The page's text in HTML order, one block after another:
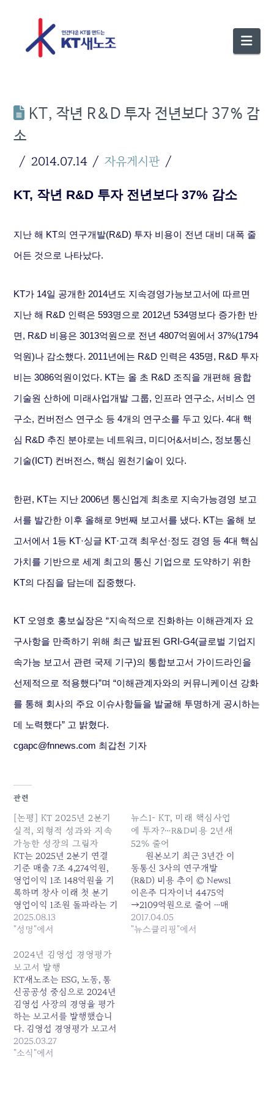
KT, 작년 R&D 투자 전년보다 37% 감
소
2014.07.14 자유게시판
KT, 작년 R&D 투자 전년보다 37% 감소
지난 해 KT의 연구개발(R&D) 투자 비용이 전년 대비 대폭 줄
어든 것으로 나타났다.
KT가 14일 공개한 2014년도 지속경영가능보고서에 따르면
지난 해 R&D 인력은 593명으로 2012년 534명보다 증가한 반
면, R&D 비용은 3013억원으로 전년 4807억원에서 37%(1794
억원)나 감소했다. 2011년에는 R&D 인력은 435명, R&D 투자
비는 3086억원이었다. KT는 올 초 R&D 조직을 개편해 융합
기술원 산하에 미래사업개발 그룹, 인프라 연구소, 서비스 연
구소, 컨버전스 연구소 등 4개의 연구소를 두고 있다. 4대 핵
심 R&D 추진 분야로는 네트워크, 미디어&서비스, 정보통신
기술(ICT) 컨버전스, 핵심 원천기술이 있다.
한편, KT는 지난 2006년 통신업계 최초로 지속가능경영 보고
서를 발간한 이후 올해로 9번째 보고서를 냈다. KT는 올해 보
고서에서 1등 KT·싱글 KT·고객 최우선·정도 경영 등 4대 핵심
가치를 기반으로 세계 최고의 통신 기업으로 도약하기 위한
KT의 다짐을 담는데 집중했다.
KT 오영호 홍보실장은 “지속적으로 진화하는 이해관계자 요
구사항을 만족하기 위해 최근 발표된 GRI-G4(글로벌 기업지
속가능 보고서 관련 국제 기구)의 통합보고서 가이드라인을
선제적으로 적용했다”며 “이해관계자와의 커뮤니케이션 강화
를 통해 회사의 주요 이슈사항들을 발굴해 투명하게 공시하는
데 노력했다” 고 밝혔다.
cgapc@fnnews.com 최갑천 기자
관련
[논평] KT 2025년 2분기
실적, 외형적 성과와 지속
가능한 성장의 그림자
KT는 2025년 2분기 연결
기준 매출 7조 4,274억원,
영업이익 1조 148억원을 기
록하며 창사 이래 첫 분기
영업이익 1조원 돌파라는 기
념비적인 성과를 발표하였
다. 그러나 이러한 외형적
겨진 우려 사항들을 면밀히
분석할 필요가 있다. 1. ‘역
대 최대’ 실적의 숨겨진 배
경: 일회성 이익과 비용 효
율화의 착시 KT의 2025년
2분기…
2025.08.13
"성명"에서
뉴스1- KT, 미래 핵심사업
에 투자?…R&D비용 2년새
52% 줄어
원본보기 최근 3년간 이
동통신 3사의 연구개발
(R&D) 비용 추이 © News1
이은주 디자이너 4475억
→2109억원으로 줄어 …매
출 2%도 못미쳐 (서울=뉴스
1) 주성호 기자 = KT가 2년
2017.04.05
"뉴스클리핑"에서
2024년 김영섭 경영평가
보고서 발행
KT새노조는 ESG, 노동, 통
신공공성 중심으로 2024년
김영섭 사장의 경영을 평가
하는 보고서를 발행했습니
다. 김영섭 경영평가 보고서
이 보고서는 2024년 한 해
동안 KT 김영섭 대표이사의
2025.03.27
"소식"에서